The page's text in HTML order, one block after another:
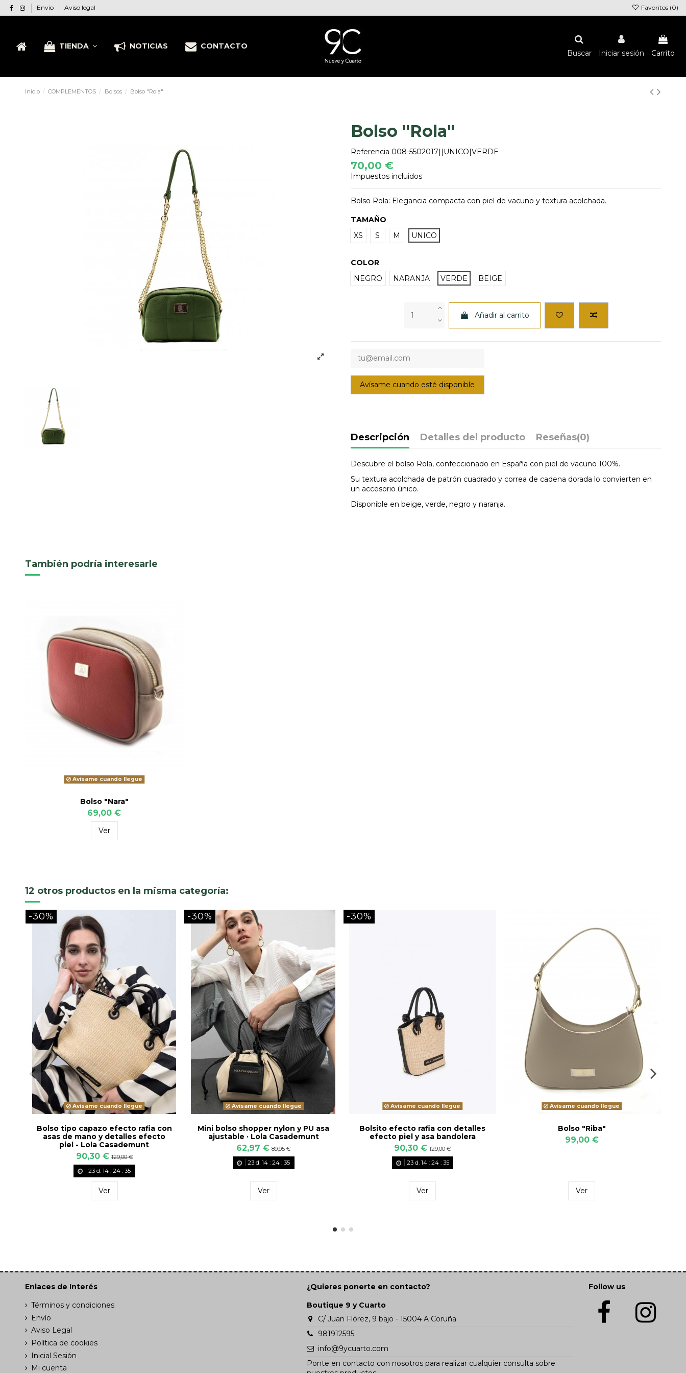
Envío Aviso legal Favoritos (0)
TIENDA NOTICIAS
CONTACTO
Buscar
Iniciar sesión Carrito
Inicio COMPLEMENTOS Bolsos Bolso "Rola"
Bolso "Rola"
Referencia 008-5502017||UNICO|VERDE
70,00 €
Impuestos incluidos
Bolso Rola: Elegancia compacta con piel de vacuno y textura acolchada.
TAMAÑO
XS
S M UNICO
COLOR
NEGRO
NARANJA VERDE BEIGE
Añadir al carrito
Descripción Detalles del producto Reseñas(0)
Descubre el bolso Rola, confeccionado en España con piel de vacuno 100%.
Su textura acolchada de patrón cuadrado y correa de cadena dorada lo convierten en
un accesorio único.
Disponible en beige, verde, negro y naranja.
También podría interesarle
Avísame cuando llegue
Bolso "Nara"
69,00 €
Ver
12 otros productos en la misma categoría:
-30%
Avísame cuando llegue
Bolso tipo capazo efecto rafia con
asas de mano y detalles efecto
piel - Lola Casademunt
90,30 € 129,00 €
23 d. 14 :24 :35
Ver
-30%
Avísame cuando llegue
Mini bolso shopper nylon y PU asa
ajustable · Lola Casademunt
62,97 € 89,95 €
23 d. 14 :24 :35
Ver
-30%
Avísame cuando llegue
Bolsito efecto rafia con detalles
efecto piel y asa bandolera
90,30 € 129,00 €
23d. 14: 24: 35
Ver
Avísame cuando llegue
Bolso "Riba"
99,00 €
Ver
Enlaces de Interés
Términos y condiciones
Envío
Aviso Legal
Política de cookies
Inicial Sesión
Mi cuenta
¿Quieres ponerte en contacto?
Boutique 9 y Cuarto
C/ Juan Flórez, 9 bajo - 15004 A Coruña
981912595
info@9ycuarto.com
Ponte en contacto con nosotros para realizar cualquier consulta sobre
Follow us